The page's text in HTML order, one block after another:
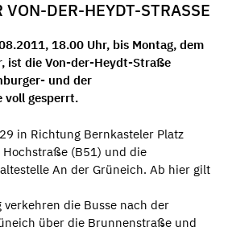
VON-DER-HEYDT-STRASSE
18.00 Uhr, bis Montag, dem
ist die Von-der-Heydt-Straße
und der
voll gesperrt.
in Richtung Bernkasteler Platz
(B51) und die
An der Grüneich. Ab hier gilt
die Busse nach der
über die Brunnenstraße und